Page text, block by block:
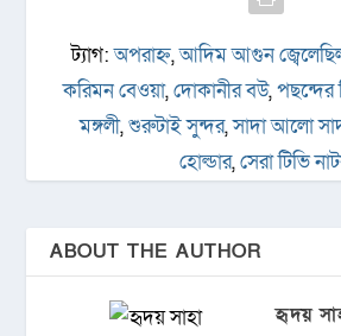
ট্যাগ:অপরাহ্ন,আদিম আগুন
করিমন বেওয়া,দোকানীর বউ,পছন্দের
মঙ্গলী,শুরুটাই সুন্দর,সাদা আলো
হোল্ডার,সেরা টিভি
ABOUT THE AUTHOR
হৃদয়